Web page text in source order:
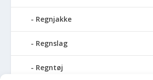
Regnjakke
Regnslag
Regntøj